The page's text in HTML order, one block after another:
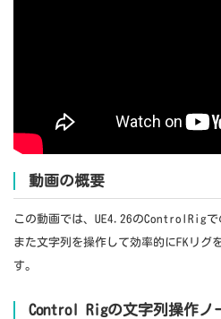
動画の概要
この動画では、UE4.26のControlRigで
また文字列を操作して効率的にFKリグ
す。
Control Rigの文字列操作ノ